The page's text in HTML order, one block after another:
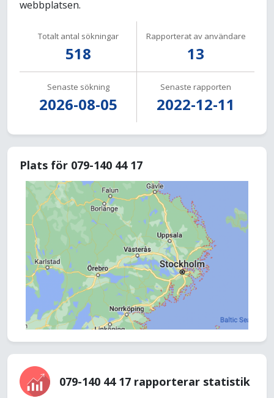
webbplatsen.
Totalt antal sökningar
518
Rapporterat av användare
13
Senaste sökning
2026-08-05
Senaste rapporten
2022-12-11
Plats för 079-140 44 17
079-140 44 17 rapporterar statistik